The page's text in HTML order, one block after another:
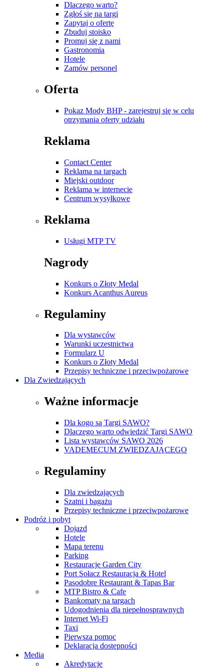
Dlaczego warto?
Zgłoś się na targi
Zapytaj o ofertę
Zbuduj stoisko
Promuj się z nami
Gastronomia
Hotele
Zamów personel
Oferta
Pokaz Mody BHP - zarejestruj się w celu
otrzymania oferty udziału
Reklama
Contact Center
Reklama na targach
Miejski outdoor
Reklama w internecie
Centrum wysyłkowe
Reklama
Usługi MTP TV
Nagrody
Konkurs o Złoty Medal
Konkurs Acanthus Aureus
Regulaminy
Dla wystawców
Warunki uczestnictwa
Formularz U
Konkurs o Złoty Medal
Przepisy techniczne i przeciwpożarowe
Dla Zwiedzających
Ważne informacje
Dla kogo są Targi SAWO?
Dlaczego warto odwiedzić Targi SAWO
Lista wystawców SAWO 2026
VADEMECUM ZWIEDZAJĄCEGO
Regulaminy
Dla zwiedzających
Szatni i bagażu
Przepisy techniczne i przeciwpożarowe
Podróż i pobyt
Dojazd
Hotele
Mapa terenu
Parking
Restauracje Garden City
Port Sołacz Restauracja & Hotel
Pasodobre Restaurant & Tapas Bar
MTP Bistro & Cafe
Bankomaty na targach
Udogodnienia dla niepełnosprawnych
Internet Wi-Fi
Taxi
Pierwsza pomoc
Deklaracja dostępności
Media
Akredytacje